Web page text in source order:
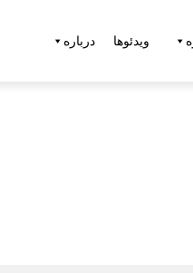
ویدئوها درباره